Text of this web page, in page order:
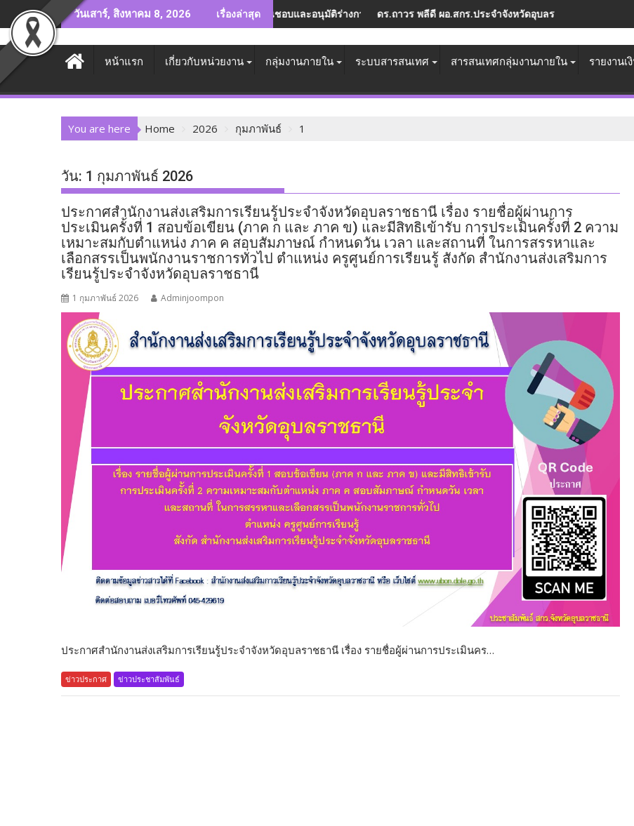
to
content
วันเสาร์, สิงหาคม 8, 2026 เรื่องล่าสุด
ย ครูและบุคลากรเยี่ยมบ้านผู้เรียน 100% เพื่อรับฟังปัญหา ให้คำแนะนำ และร่วมกันวางแผนส่งเสริมการเรียนรู้ของผู้เรียนอย่างใกล้ชิด
ชธานี ครั้งที่ 1" ​รวมพลัง นศ.สกร. ทั่วอุบลฯ มาปล่อยของ! ทั้งวิชาการ ทักษะอาชีพ และความสามารถพิเศษอีกเพียบ ​ ปักหมุดรอเลย: 6 -
ชุมพิจารณาให้ความเห็นชอบและอนุมัติร่างการออกแบบพื้นที่ใช้สอยและภูมิทัศน์ห้องสมุดประชาชนดร.ถาวร พลีดี ผอ.สกร.ประจำจังหวัดอุบลราชธานี ร่วมเป็นเกียรติในการแสดงแสง เสียง ประกอ
สำนักงาน สกร.ประจำจังหวัดอุ
หน้าแรก เกี่ยวกับหน่วยงาน กลุ่มงานภายใน ระบบสารสนเทศ สารสนเทศกลุ่มงานภายใน รายงานเ
You are here Home 2026 กุมภาพันธ์ 1
วัน: 1 กุมภาพันธ์ 2026
ประกาศสำนักงานส่งเสริมการเรียนรู้ประจำจังหวัดอุบลราชธานี เรื่อง รายชื่อผู้ผ่านการ
ประเมินครั้งที่ 1 สอบข้อเขียน (ภาค ก และ ภาค ข) และมีสิทธิเข้ารับ การประเมินครั้งที่ 2 ความ
เหมาะสมกับตำแหน่ง ภาค ค สอบสัมภาษณ์ กำหนดวัน เวลา และสถานที่ ในการสรรหาและ
เลือกสรรเป็นพนักงานราชการทั่วไป ตำแหน่ง ครูศูนย์การเรียนรู้ สังกัด สำนักงานส่งเสริมการ
เรียนรู้ประจำจังหวัดอุบลราชธานี
1 กุมภาพันธ์ 2026 Adminjoompon
ประกาศสำนักงานส่งเสริมการเรียนรู้ประจำจังหวัดอุบลราชธานี เรื่อง รายชื่อผู้ผ่านการประเมินคร…
ข่าวประกาศ ข่าวประชาสัมพันธ์